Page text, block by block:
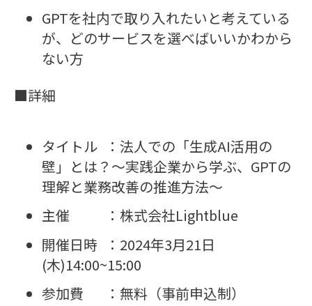
GPTを社内で取り入れたいと考えている
が、どのサービスを選べばいいかわから
ない方
■詳細
タイトル ：法人での「生成AI活用の
壁」とは？〜実践企業から学ぶ、GPTの
理解と業務改善の推進方法〜
主催 ：株式会社Lightblue
開催日時 ：2024年3月21日
(木)14:00~15:00
参加費 ：無料（事前申込制）